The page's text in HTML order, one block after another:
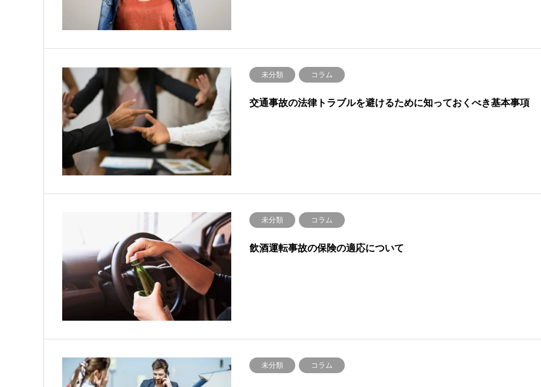
未分類 コラム
交通事故の法律トラブルを避けるために知っておくべき基本事項
未分類 コラム
飲酒運転事故の保険の適応について
未分類 コラム